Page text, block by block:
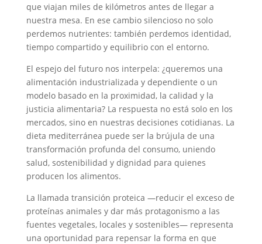
que viajan miles de kilómetros antes de llegar a
nuestra mesa. En ese cambio silencioso no solo
perdemos nutrientes: también perdemos identidad,
tiempo compartido y equilibrio con el entorno.
El espejo del futuro nos interpela: ¿queremos una
alimentación industrializada y dependiente o un
modelo basado en la proximidad, la calidad y la
justicia alimentaria? La respuesta no está solo en los
mercados, sino en nuestras decisiones cotidianas. La
dieta mediterránea puede ser la brújula de una
transformación profunda del consumo, uniendo
salud, sostenibilidad y dignidad para quienes
producen los alimentos.
La llamada transición proteica —reducir el exceso de
proteínas animales y dar más protagonismo a las
fuentes vegetales, locales y sostenibles— representa
una oportunidad para repensar la forma en que